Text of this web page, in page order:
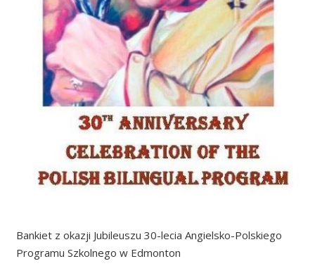
​Bankiet z okazji Jubileuszu 30-lecia Angielsko-Polskiego
Programu Szkolnego w Edmonton